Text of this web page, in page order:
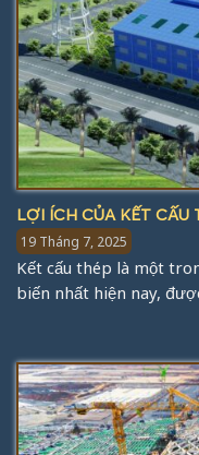
LỢI ÍCH CỦA KẾT CẤU
19 Tháng 7, 2025
Kết cấu thép là một
biến nhất hiện nay,